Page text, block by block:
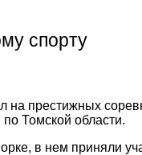
спорту
престижных
Томской области.
в нем приняли